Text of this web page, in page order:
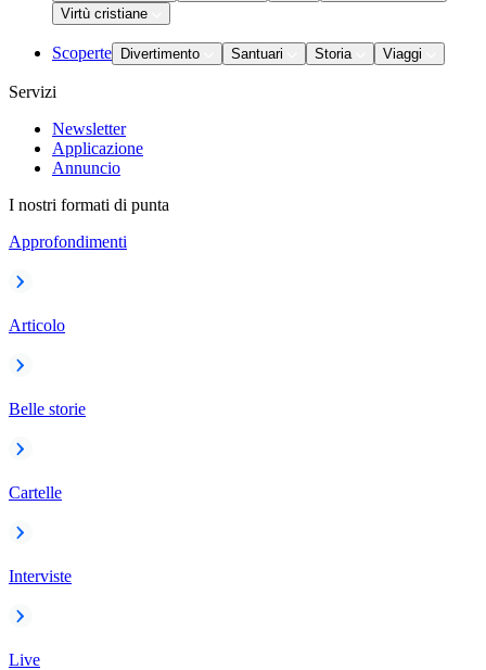
Virtù cristiane
Scoperte Divertimento Santuari Storia Viaggi
Servizi
Newsletter
Applicazione
Annuncio
I nostri formati di punta
Approfondimenti
Articolo
Belle storie
Cartelle
Interviste
Live